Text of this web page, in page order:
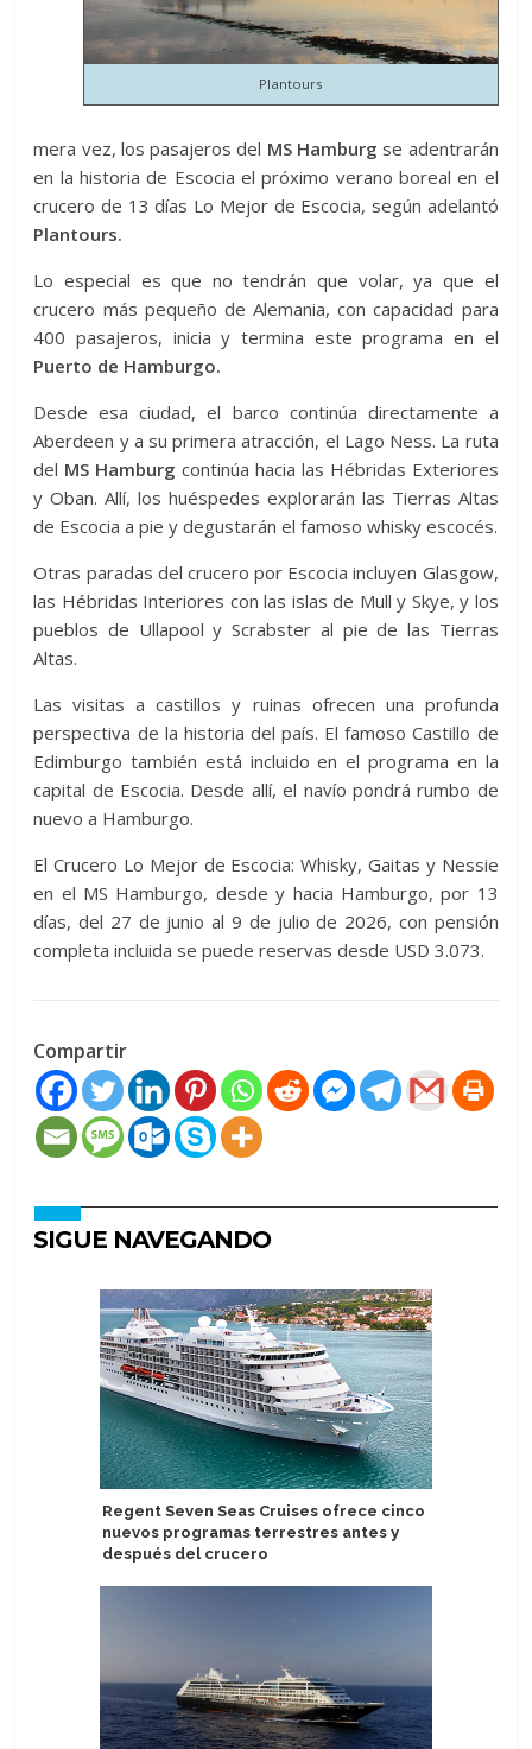
Plantours
mera vez, los pasajeros del MS Hamburg se adentrarán
en la historia de Escocia el próximo verano boreal en el
crucero de 13 días Lo Mejor de Escocia, según adelantó
Plantours.
Lo especial es que no tendrán que volar, ya que el
crucero más pequeño de Alemania, con capacidad para
400 pasajeros, inicia y termina este programa en el
Puerto de Hamburgo.
Desde esa ciudad, el barco continúa directamente a
Aberdeen y a su primera atracción, el Lago Ness. La ruta
del MS Hamburg continúa hacia las Hébridas Exteriores
y Oban. Allí, los huéspedes explorarán las Tierras Altas
de Escocia a pie y degustarán el famoso whisky escocés.
Otras paradas del crucero por Escocia incluyen Glasgow,
las Hébridas Interiores con las islas de Mull y Skye, y los
pueblos de Ullapool y Scrabster al pie de las Tierras
Altas.
Las visitas a castillos y ruinas ofrecen una profunda
perspectiva de la historia del país. El famoso Castillo de
Edimburgo también está incluido en el programa en la
capital de Escocia. Desde allí, el navío pondrá rumbo de
nuevo a Hamburgo.
El Crucero Lo Mejor de Escocia: Whisky, Gaitas y Nessie
en el MS Hamburgo, desde y hacia Hamburgo, por 13
días, del 27 de junio al 9 de julio de 2026, con pensión
completa incluida se puede reservas desde USD 3.073.
Compartir
SIGUE NAVEGANDO
Regent Seven Seas Cruises ofrece cinco
nuevos programas terrestres antes y
después del crucero